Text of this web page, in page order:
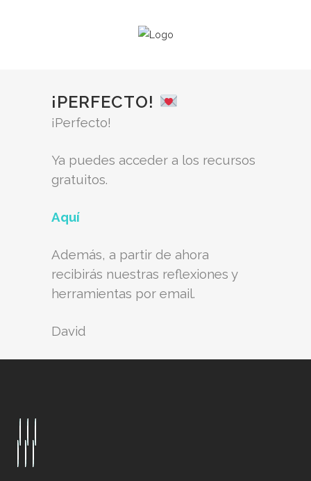
¡PERFECTO!
¡Perfecto!
Ya puedes acceder a los recursos
gratuitos.
Aquí
Además, a partir de ahora
recibirás nuestras reflexiones y
herramientas por email.
David